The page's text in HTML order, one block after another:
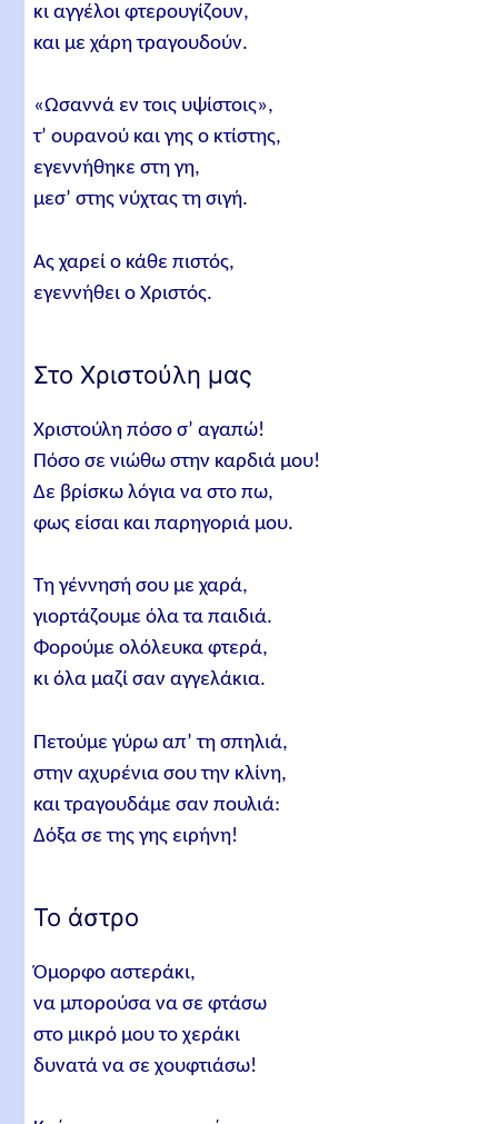
κι αγγέλοι φτερουγίζουν,
και με χάρη τραγουδούν.
«Ωσαννά εν τοις υψίστοις»,
τ’ ουρανού και γης ο κτίστης,
εγεννήθηκε στη γη,
μεσ’ στης νύχτας τη σιγή.
Ας χαρεί ο κάθε πιστός,
εγεννήθει ο Χριστός.
Στο Χριστούλη μας
Χριστούλη πόσο σ’ αγαπώ!
Πόσο σε νιώθω στην καρδιά μου!
Δε βρίσκω λόγια να στο πω,
φως είσαι και παρηγοριά μου.
Τη γέννησή σου με χαρά,
γιορτάζουμε όλα τα παιδιά.
Φορούμε ολόλευκα φτερά,
κι όλα μαζί σαν αγγελάκια.
Πετούμε γύρω απ’ τη σπηλιά,
στην αχυρένια σου την κλίνη,
και τραγουδάμε σαν πουλιά:
Δόξα σε της γης ειρήνη!
Το άστρο
Όμορφο αστεράκι,
να μπορούσα να σε φτάσω
στο μικρό μου το χεράκι
δυνατά να σε χουφτιάσω!